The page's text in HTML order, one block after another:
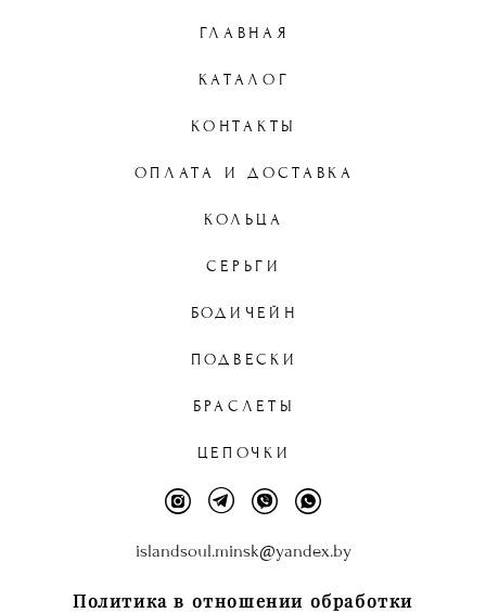
ГЛАВНАЯ
КАТАЛОГ
КОНТАКТЫ
ОПЛАТА И ДОСТАВКА
КОЛЬЦА
СЕРЬГИ
БОДИЧЕЙН
ПОДВЕСКИ
БРАСЛЕТЫ
ЦЕПОЧКИ
islandsoul.minsk@yandex.by
Политика в отношении обработки